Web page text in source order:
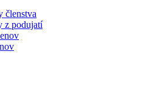
členstva
z podujatí